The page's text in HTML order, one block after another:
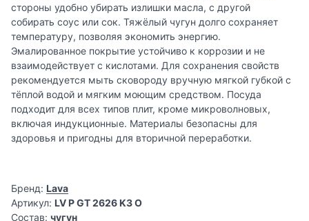
стороны удобно убирать излишки масла, с другой
собирать соус или сок. Тяжёлый чугун долго сохраняет
температуру, позволяя экономить энергию.
Эмалированное покрытие устойчиво к коррозии и не
взаимодействует с кислотами. Для сохранения свойств
рекомендуется мыть сковороду вручную мягкой губкой с
тёплой водой и мягким моющим средством. Посуда
подходит для всех типов плит, кроме микроволновых,
включая индукционные. Материалы безопасны для
здоровья и пригодны для вторичной переработки.
Бренд: Lava
Артикул: LV P GT 2626 K3 O
Состав: чугун